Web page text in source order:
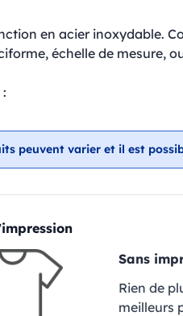
en acier inoxydable.
échelle de mesure,
peuvent varier et il est
Sans
Rien de
meilleurs